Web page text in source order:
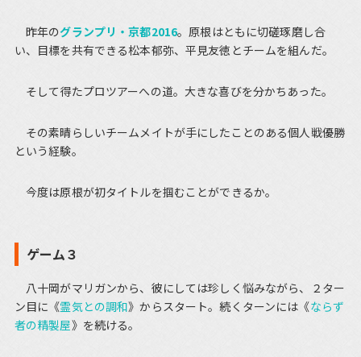
昨年のグランプリ・京都2016。原根はともに切磋琢磨し合
い、目標を共有できる松本郁弥、平見友徳とチームを組んだ。
そして得たプロツアーへの道。大きな喜びを分かちあった。
その素晴らしいチームメイトが手にしたことのある個人戦優勝
という経験。
今度は原根が初タイトルを掴むことができるか。
ゲーム３
八十岡がマリガンから、彼にしては珍しく悩みながら、２ター
ン目に《霊気との調和》からスタート。続くターンには《ならず
者の精製屋》を続ける。